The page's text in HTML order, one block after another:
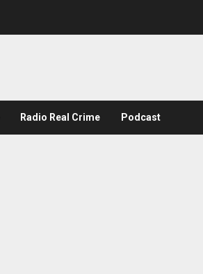
Radio Real Crime Podcast